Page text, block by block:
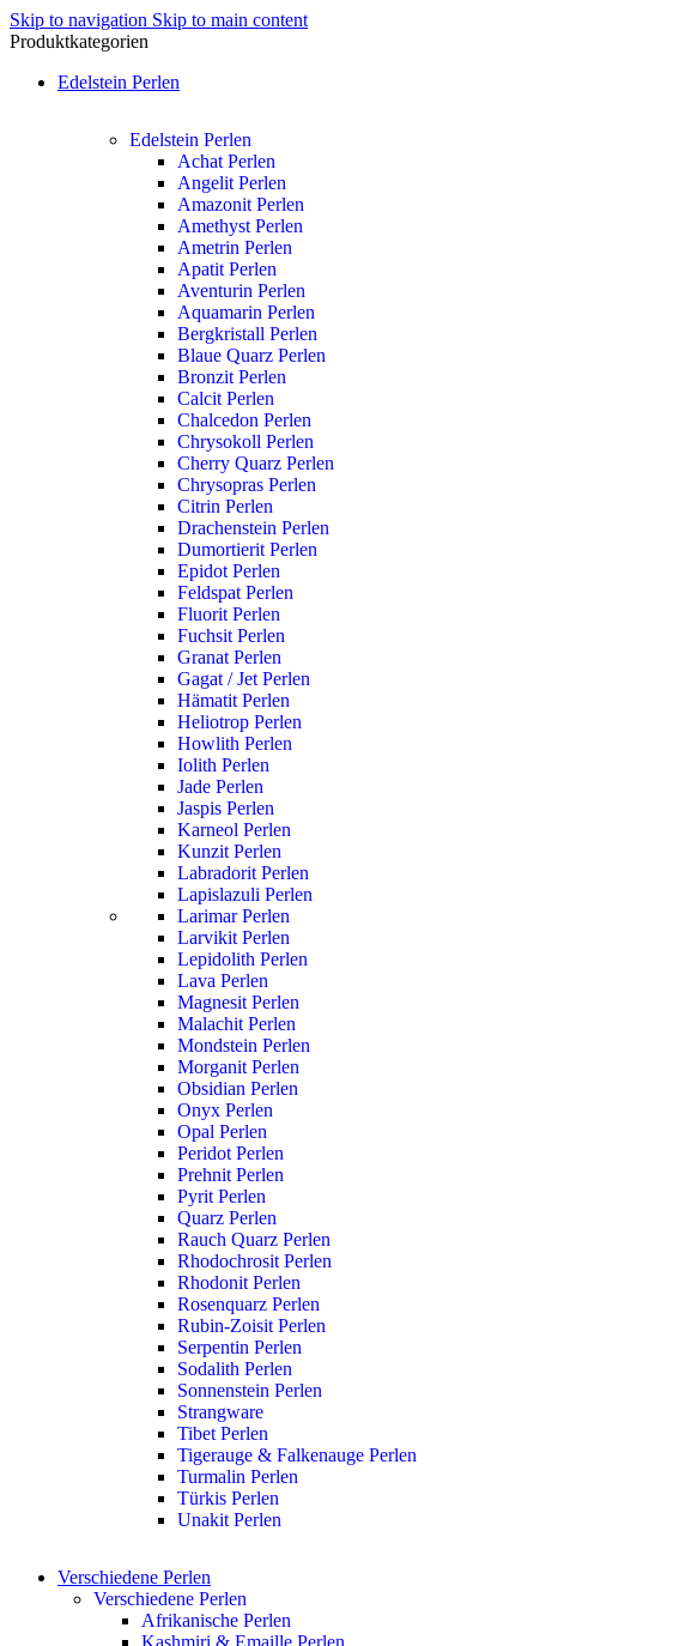
Skip to navigation Skip to main content
Produktkategorien
Edelstein Perlen
Edelstein Perlen
Achat Perlen
Angelit Perlen
Amazonit Perlen
Amethyst Perlen
Ametrin Perlen
Apatit Perlen
Aventurin Perlen
Aquamarin Perlen
Bergkristall Perlen
Blaue Quarz Perlen
Bronzit Perlen
Calcit Perlen
Chalcedon Perlen
Chrysokoll Perlen
Cherry Quarz Perlen
Chrysopras Perlen
Citrin Perlen
Drachenstein Perlen
Dumortierit Perlen
Epidot Perlen
Feldspat Perlen
Fluorit Perlen
Fuchsit Perlen
Granat Perlen
Gagat / Jet Perlen
Hämatit Perlen
Heliotrop Perlen
Howlith Perlen
Iolith Perlen
Jade Perlen
Jaspis Perlen
Karneol Perlen
Kunzit Perlen
Labradorit Perlen
Lapislazuli Perlen
Larimar Perlen
Larvikit Perlen
Lepidolith Perlen
Lava Perlen
Magnesit Perlen
Malachit Perlen
Mondstein Perlen
Morganit Perlen
Obsidian Perlen
Onyx Perlen
Opal Perlen
Peridot Perlen
Prehnit Perlen
Pyrit Perlen
Quarz Perlen
Rauch Quarz Perlen
Rhodochrosit Perlen
Rhodonit Perlen
Rosenquarz Perlen
Rubin-Zoisit Perlen
Serpentin Perlen
Sodalith Perlen
Sonnenstein Perlen
Strangware
Tibet Perlen
Tigerauge & Falkenauge Perlen
Turmalin Perlen
Türkis Perlen
Unakit Perlen
Verschiedene Perlen
Verschiedene Perlen
Afrikanische Perlen
Kashmiri & Emaille Perlen